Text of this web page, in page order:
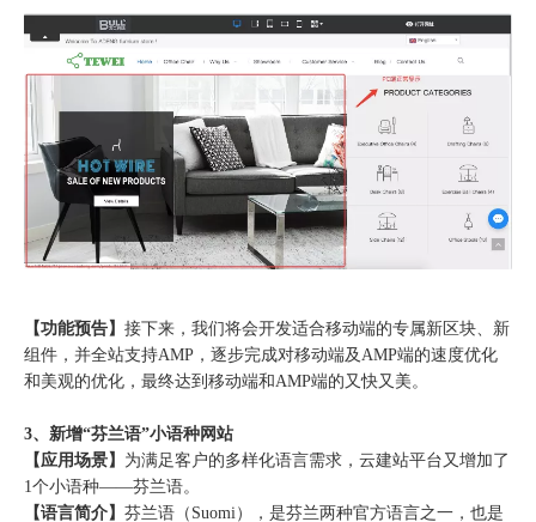
【功能预告】 接下来，我们将会开发适合移动端的专属新区块、新
组件，并全站支持AMP，逐步完成对移动端及AMP端的速度优化
和美观的优化，最终达到移动端和AMP端的又快又美。
3、新增“芬兰语”小语种网站
【应用场景】 为满足客户的多样化语言需求，云建站平台又增加了
1个小语种——芬兰语。
【语言简介】 芬兰语（Suomi），是芬兰两种官方语言之一，也是